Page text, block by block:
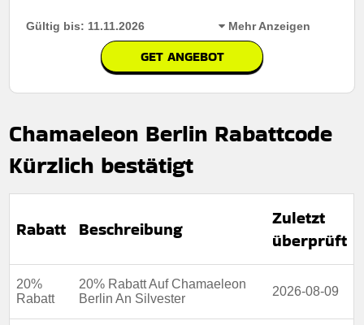
Gültig bis: 11.11.2026 Mehr Anzeigen
GET ANGEBOT
Mindestkaufbetrag:Keine mindestausgaben
Berechtigung:Für alle Kunden
Kumulierbar:Nicht mit anderen Aktionen kombinierbar
Chamaeleon Berlin Rabattcode
Kürzlich bestätigt
Rabatt Beschreibung
Zuletzt
überprüft
20%
Rabatt
20% Rabatt Auf Chamaeleon
Berlin An Silvester
2026-08-09